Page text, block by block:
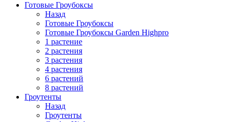
Готовые Гроубоксы
Назад
Готовые Гроубоксы
Готовые Гроубоксы Garden Highpro
1 растение
2 растения
3 растения
4 растения
6 растений
8 растений
Гроутенты
Назад
Гроутенты